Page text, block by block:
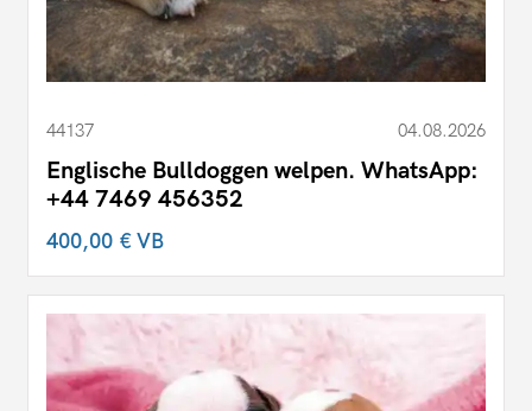
44137 04.08.2026
Englische Bulldoggen welpen. WhatsApp:
+44 7469 456352
400,00 €VB